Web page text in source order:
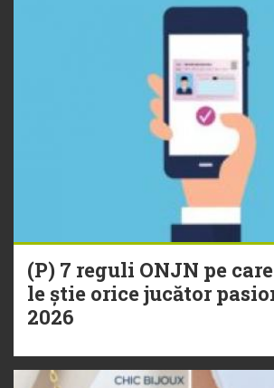
(P) 7 reguli ONJN pe
le știe orice jucător
2026